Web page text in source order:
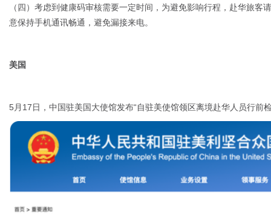
（四）考虑到健康码审核需要一定时间，为避免影响行程，赴华旅
意保持手机通讯畅通，避免漏接来电。
美国
5月17日，中国驻美国大使馆发布“自驻美使馆领区离境赴华人员行前